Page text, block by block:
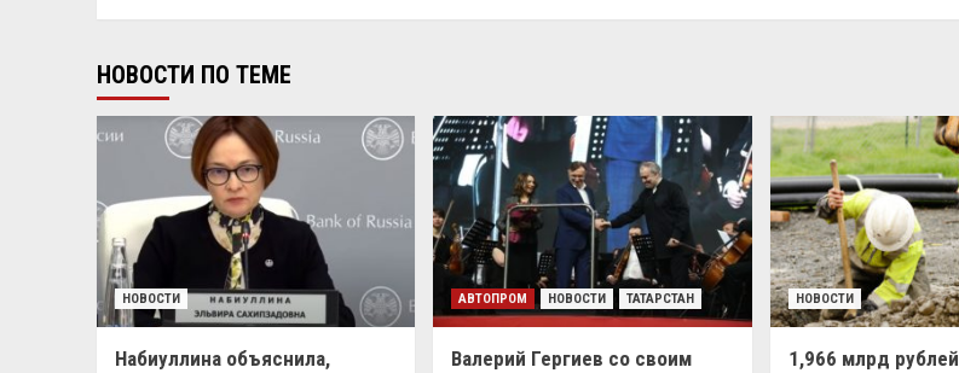
НОВОСТИ ПО ТЕМЕ
НОВОСТИ
Набиуллина объяснила,
АВТОПРОМ НОВОСТИ ТАТАРСТАН
Валерий Гергиев со своим
НОВОСТИ
1,966 млрд рублей